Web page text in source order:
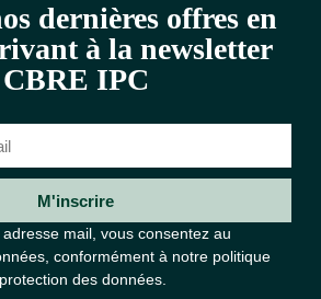
dernières offres en
à la newsletter
CBRE IPC
M'inscrire
mail, vous consentez au
conformément à notre politique
des données.